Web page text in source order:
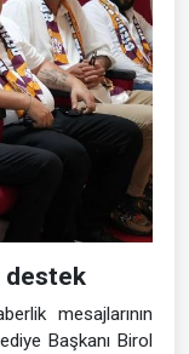
destek
mesajlarının
Başkanı Birol